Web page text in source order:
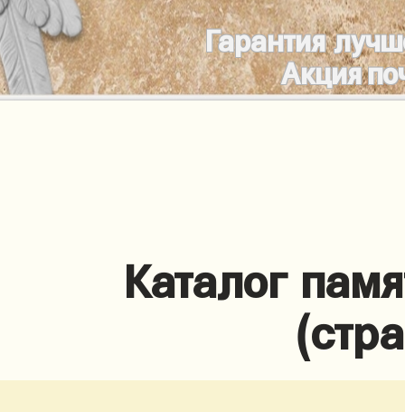
Гарантия
Акция
Каталог